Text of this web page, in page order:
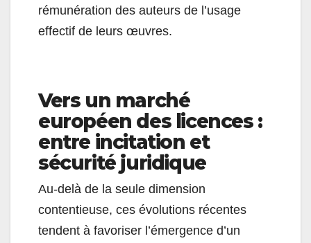
rémunération des auteurs de l’usage
effectif de leurs œuvres.
Vers un marché
européen des licences :
entre incitation et
sécurité juridique
Au-delà de la seule dimension
contentieuse, ces évolutions récentes
tendent à favoriser l’émergence d’un